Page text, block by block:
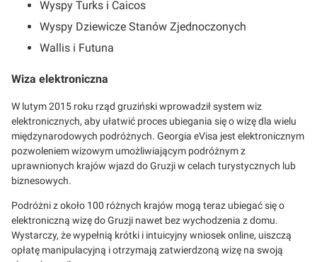
Wyspy Turks i Caicos
Wyspy Dziewicze Stanów Zjednoczonych
Wallis i Futuna
Wiza elektroniczna
W lutym 2015 roku rząd gruziński wprowadził system wiz
elektronicznych, aby ułatwić proces ubiegania się o wizę dla wielu
międzynarodowych podróżnych. Georgia eVisa jest elektronicznym
pozwoleniem wizowym umożliwiającym podróżnym z
uprawnionych krajów wjazd do Gruzji w celach turystycznych lub
biznesowych.
Podróżni z około 100 różnych krajów mogą teraz ubiegać się o
elektroniczną wizę do Gruzji nawet bez wychodzenia z domu.
Wystarczy, że wypełnią krótki i intuicyjny wniosek online, uiszczą
opłatę manipulacyjną i otrzymają zatwierdzoną wizę na swoją